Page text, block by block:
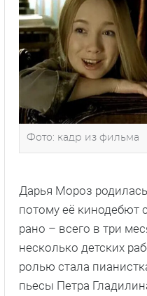
Фото: кадр из фильма
Дарья Мороз
потому её кинодебют
рано – всего в три
несколько детских
ролью стала
пьесы Петра